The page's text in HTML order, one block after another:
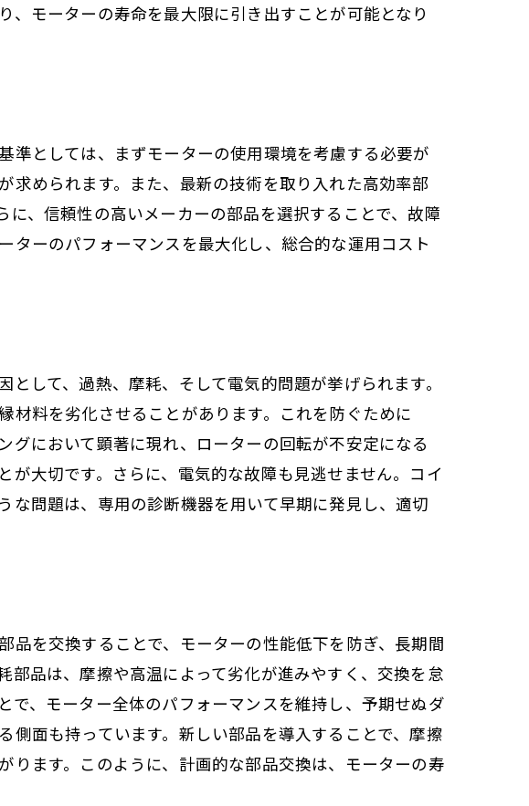
めの秘訣
ケジューリング
換手法
秘訣
リット
モーターの寿命を最大限に引き出すことが可能となり
準としては、まずモーターの使用環境を考慮する必要が
求められます。また、最新の技術を取り入れた高効率部
、信頼性の高いメーカーの部品を選択することで、故障
ターのパフォーマンスを最大化し、総合的な運用コスト
して、過熱、摩耗、そして電気的問題が挙げられます。
料を劣化させることがあります。これを防ぐために
において顕著に現れ、ローターの回転が不安定になる
大切です。さらに、電気的な故障も見逃せません。コイ
な問題は、専用の診断機器を用いて早期に発見し、適切
を交換することで、モーターの性能低下を防ぎ、長期間
品は、摩擦や高温によって劣化が進みやすく、交換を怠
で、モーター全体のパフォーマンスを維持し、予期せぬダ
面も持っています。新しい部品を導入することで、摩擦
ます。このように、計画的な部品交換は、モーターの寿